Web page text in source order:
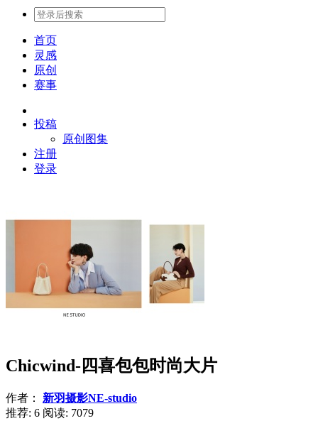
首页
灵感
原创
赛事
投稿
原创图集
注册
登录
Chicwind-四喜包包时尚大片
作者： 新羽摄影NE-studio
推荐: 6 阅读: 7079